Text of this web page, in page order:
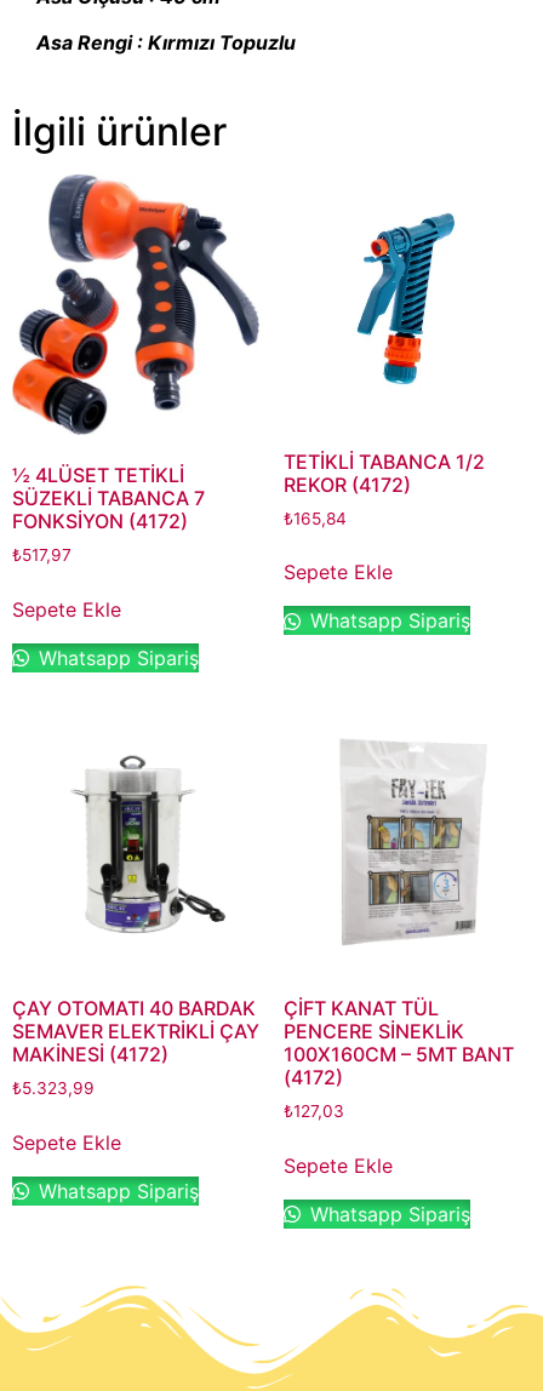
Asa Rengi : Kırmızı Topuzlu
İlgili ürünler
½ 4LÜSET TETİKLİ
SÜZEKLİ TABANCA 7
FONKSİYON (4172)
₺517,97
Sepete Ekle
Whatsapp Sipariş
TETİKLİ TABANCA 1/2
REKOR (4172)
₺165,84
Sepete Ekle
Whatsapp Sipariş
ÇAY OTOMATI 40 BARDAK
SEMAVER ELEKTRİKLİ ÇAY
MAKİNESİ (4172)
₺5.323,99
Sepete Ekle
Whatsapp Sipariş
ÇİFT KANAT TÜL
PENCERE SİNEKLİK
100X160CM – 5MT BANT
(4172)
₺127,03
Sepete Ekle
Whatsapp Sipariş